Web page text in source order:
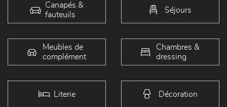
Canapés &
fauteuils
Séjours
Meubles de
complément
Chambres &
dressing
Literie Décoration